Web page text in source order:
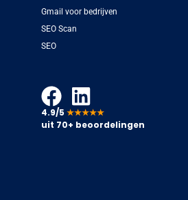
Gmail voor bedrijven
SEO Scan
SEO
4.9/5 ★★★★★
uit 70+ beoordelingen